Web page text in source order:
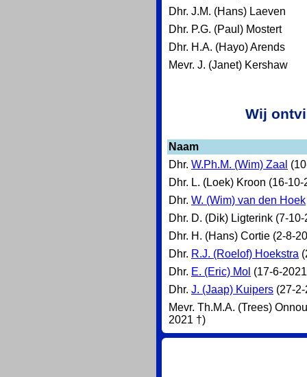
Dhr. J.M. (Hans) Laeven
Dhr. P.G. (Paul) Mostert
Dhr. H.A. (Hayo) Arends
Mevr. J. (Janet) Kershaw
Wij
Naam
Dhr. W.Ph.M. (Wim) Zaal
Dhr. L. (Loek) Kroon (16-10-
Dhr. W. (Wim) van den Hoek
Dhr. D. (Dik) Ligterink (7-
Dhr. H. (Hans) Cortie (2-8-
Dhr. R.J. (Roelof) Hoekstra
Dhr. E. (Eric) Mol (17-6-
Dhr. J. (Jaap) Kuipers (27-
Mevr. Th.M.A. (Trees)
2021 †)